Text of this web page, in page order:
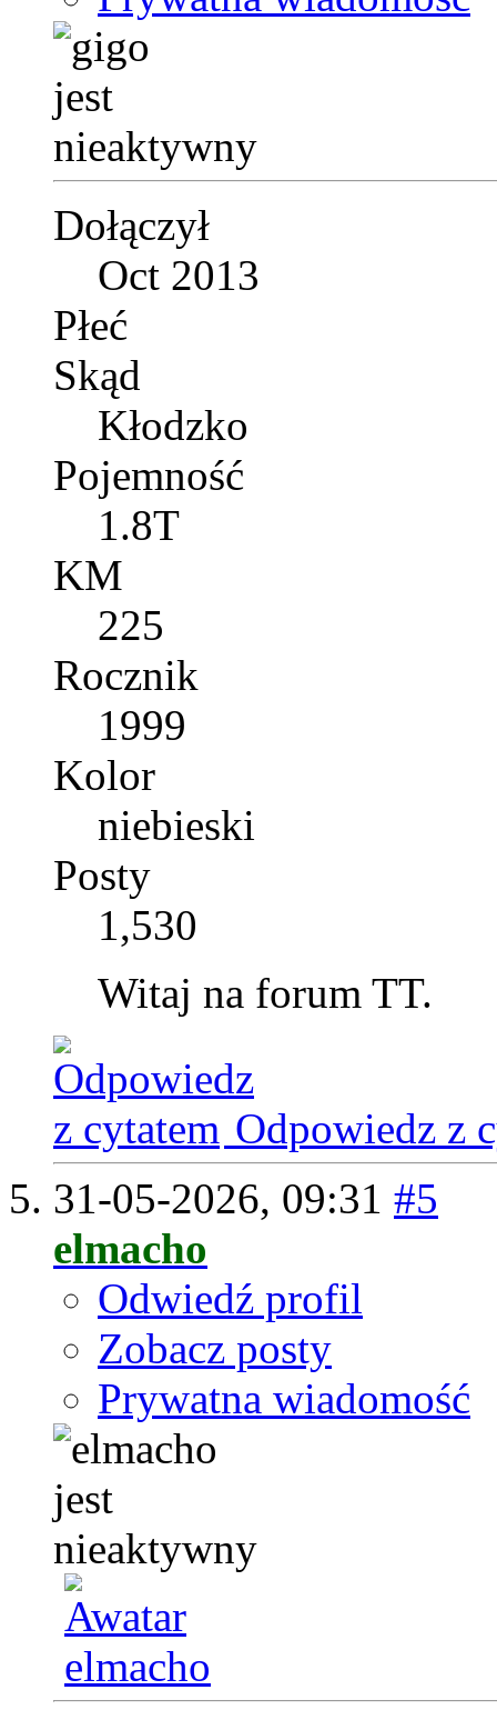
Dołączył
Oct 2013
Płeć
Skąd
Kłodzko
Pojemność
1.8T
KM
225
Rocznik
1999
Kolor
niebieski
Posty
1,530
Witaj na forum TT.
Odpowiedz z
31-05-2026, 09:31 #5
elmacho
Odwiedź profil
Zobacz posty
Prywatna wiadomość